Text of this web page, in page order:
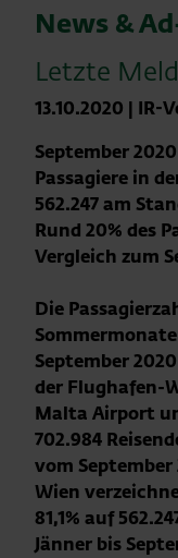
News &
Letzte
13.10.2020 | IR-
September
Passagiere in
562.247 am
Rund 20% des
Vergleich zum
Die
September
der Flughafen-
Malta Airport
702.984
vom
Wien
81,1% auf
Jänner bis